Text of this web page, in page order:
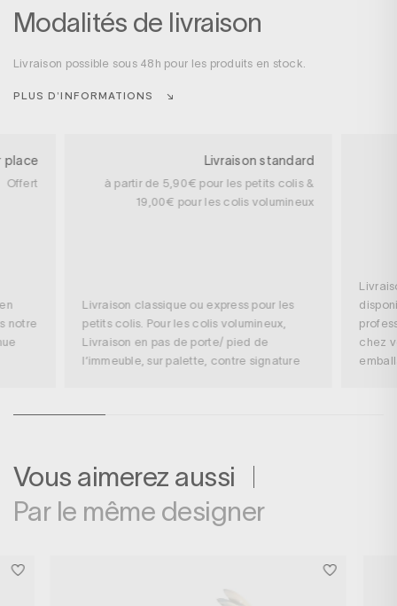
Modalités de livraison
Livraison possible sous 48h pour les produits en stock.
PLUS D’INFORMATIONS
place
Offert
notre
Livraison standard
à partir de 5,90€ pour les petits colis &
19,00€ pour les colis volumineux
Livraison classique ou express pour les
petits colis. Pour les colis volumineux,
Livraison en pas de porte/ pied de
l’immeuble, sur palette, contre signature
chez
Vous aimerez aussi
Par le même designer